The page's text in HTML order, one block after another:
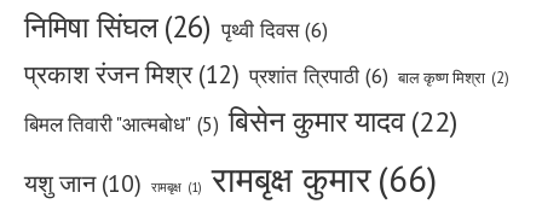
निमिषा सिंघल(26) पृथ्वी दिवस (6)
प्रकाश रंजन मिश्र (12) प्रशांत त्रिपाठी (6) बाल कृष्ण मिश्रा (2)
बिमल तिवारी "आत्मबोध" (5) बिसेन कुमार यादव(22)
यशु जान (10) रामबृक्ष (1) रामबृक्ष कुमार(66)